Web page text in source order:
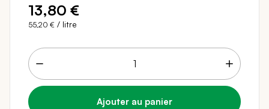
13,80 €
55,20 € / litre